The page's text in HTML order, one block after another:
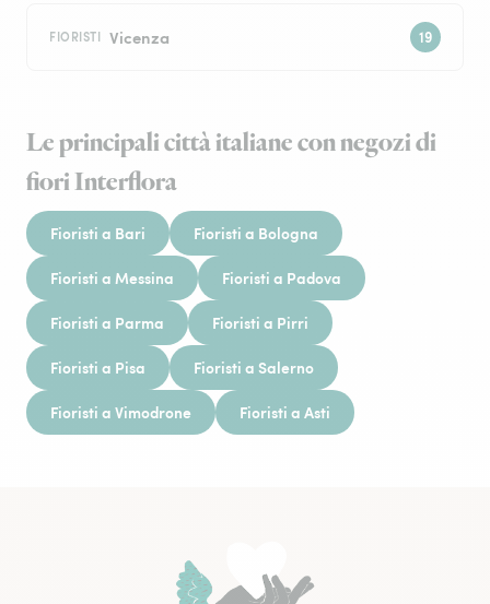
FIORISTI Vicenza
Le principali città italiane con negozi di
fiori Interflora
Fioristi a Bari Fioristi a Bologna
Fioristi a Messina Fioristi a Padova
Fioristi a Parma Fioristi a Pirri
Fioristi a Pisa Fioristi a Salerno
Fioristi a Vimodrone Fioristi a Asti